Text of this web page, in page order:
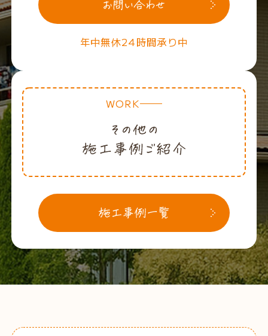
年中無休24時間承り中
WORK